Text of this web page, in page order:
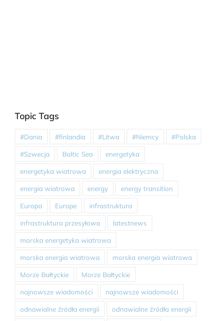
Topic Tags
#Dania #finlandia #Litwa #Niemcy #Polska
#Szwecja Baltic Sea energetyka
energetyka wiatrowa energia elektryczna
energia wiatrowa energy energy transition
Europa Europe infrastruktura
infrastruktura przesyłowa latestnews
morska energetyka wiatrowa
morska energia wiatrowa morska energia wiatrowa
Morze Bałtyckie Morze Bałtyckie
najnowsze wiadomości najnowsze wiadomości
odnawialne źródła energii odnawialne źródła energii